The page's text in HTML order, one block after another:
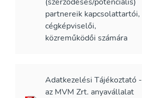
partnereik kapcsolattartói,
cégképviselői,
közreműködői számára
Adatkezelési Tájékoztató -
az MVM Zrt. anyavállalat